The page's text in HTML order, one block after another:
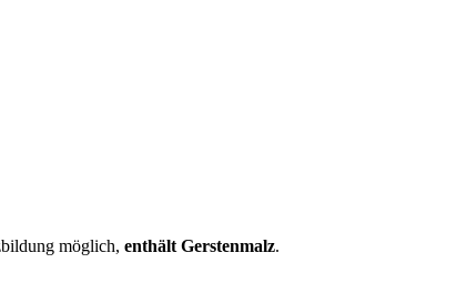
möglich, enthält Gerstenmalz.